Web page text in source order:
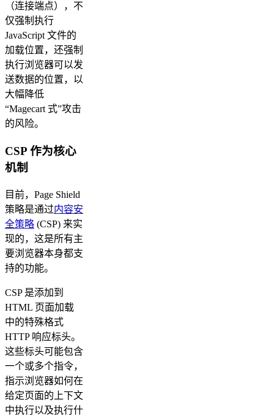
（连接端点），不
仅强制执行
JavaScript 文件的
加载位置，还强制
执行浏览器可以发
送数据的位置，以
大幅降低
“Magecart 式”攻击
的风险。
CSP 作为核心
机制
目前，Page Shield
策略是通过内容安
全策略 (CSP) 来实
现的，这是所有主
要浏览器本身都支
持的功能。
CSP 是添加到
HTML 页面加载
中的特殊格式
HTTP 响应标头。
这些标头可能包含
一个或多个指令，
指示浏览器如何在
给定页面的上下文
中执行以及执行什